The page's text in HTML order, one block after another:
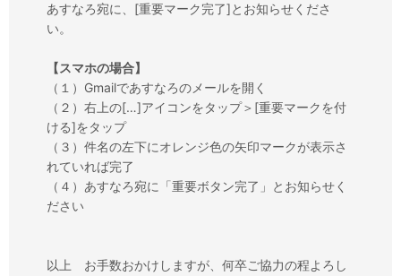
あすなろ宛に、[重要マーク完了]とお知らせくださ
い。
【スマホの場合】
（１）Gmailであすなろのメールを開く
（２）右上の[…]アイコンをタップ＞[重要マークを付
ける]をタップ
（３）件名の左下にオレンジ色の矢印マークが表示さ
れていれば完了
（４）あすなろ宛に「重要ボタン完了」とお知らせく
ださい
以上 お手数おかけしますが、何卒ご協力の程よろし